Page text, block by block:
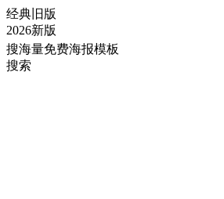
经典旧版
2026新版
搜海量免费海报模板
搜索